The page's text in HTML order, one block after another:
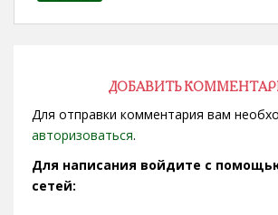
ДОБАВИТЬ
Для отправки комментария вам
авторизоваться.
Для написания войдите с
сетей: